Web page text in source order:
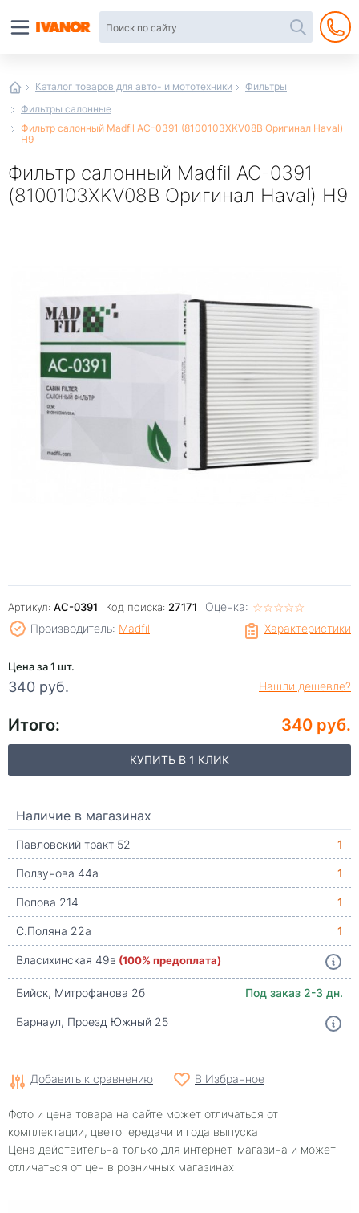
Каталог товаров для авто- и мототехники
Фильтры
Фильтры салонные
Фильтр салонный Madfil AC-0391 (8100103XKV08B Оригинал Haval)
H9
Фильтр салонный Madfil AC-0391
(8100103XKV08B Оригинал Haval) H9
Артикул: AC-0391 Код поиска: 27171 Оценка: ☆☆☆☆☆
★★★★★
Характеристики
Производитель: Madfil
Цена за 1 шт.
340 руб. Нашли дешевле?
Итого: 340 руб.
КУПИТЬ В 1 КЛИК
Наличие в магазинах
Павловский тракт 52
1
Ползунова 44а
1
Попова 214
1
С.Поляна 22а
1
Власихинская 49в (100% предоплата)
Бийск, Митрофанова 2б
Под заказ 2-3 дн.
Барнаул, Проезд Южный 25
Добавить к сравнению В Избранное
Фото и цена товара на сайте может отличаться от
комплектации, цветопередачи и года выпуска
Цена действительна только для интернет-магазина и может
отличаться от цен в розничных магазинах
интернет-